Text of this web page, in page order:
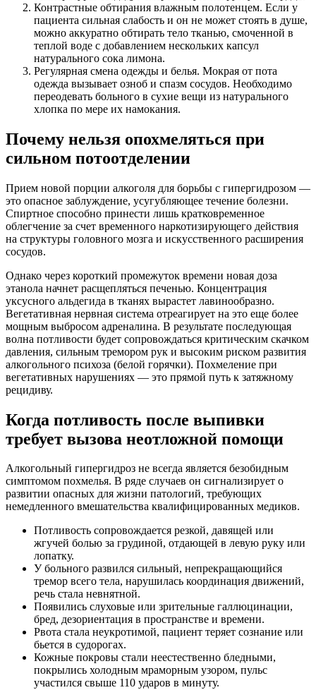
Контрастные обтирания влажным полотенцем. Если у
пациента сильная слабость и он не может стоять в душе,
можно аккуратно обтирать тело тканью, смоченной в
теплой воде с добавлением нескольких капсул
натурального сока лимона.
Регулярная смена одежды и белья. Мокрая от пота
одежда вызывает озноб и спазм сосудов. Необходимо
переодевать больного в сухие вещи из натурального
хлопка по мере их намокания.
Почему нельзя опохмеляться при
сильном потоотделении
Прием новой порции алкоголя для борьбы с гипергидрозом —
это опасное заблуждение, усугубляющее течение болезни.
Спиртное способно принести лишь кратковременное
облегчение за счет временного наркотизирующего действия
на структуры головного мозга и искусственного расширения
сосудов.
Однако через короткий промежуток времени новая доза
этанола начнет расщепляться печенью. Концентрация
уксусного альдегида в тканях вырастет лавинообразно.
Вегетативная нервная система отреагирует на это еще более
мощным выбросом адреналина. В результате последующая
волна потливости будет сопровождаться критическим скачком
давления, сильным тремором рук и высоким риском развития
алкогольного психоза (белой горячки). Похмеление при
вегетативных нарушениях — это прямой путь к затяжному
рецидиву.
Когда потливость после выпивки
требует вызова неотложной помощи
Алкогольный гипергидроз не всегда является безобидным
симптомом похмелья. В ряде случаев он сигнализирует о
развитии опасных для жизни патологий, требующих
немедленного вмешательства квалифицированных медиков.
Потливость сопровождается резкой, давящей или
жгучей болью за грудиной, отдающей в левую руку или
лопатку.
У больного развился сильный, непрекращающийся
тремор всего тела, нарушилась координация движений,
речь стала невнятной.
Появились слуховые или зрительные галлюцинации,
бред, дезориентация в пространстве и времени.
Рвота стала неукротимой, пациент теряет сознание или
бьется в судорогах.
Кожные покровы стали неестественно бледными,
покрылись холодным мраморным узором, пульс
участился свыше 110 ударов в минуту.